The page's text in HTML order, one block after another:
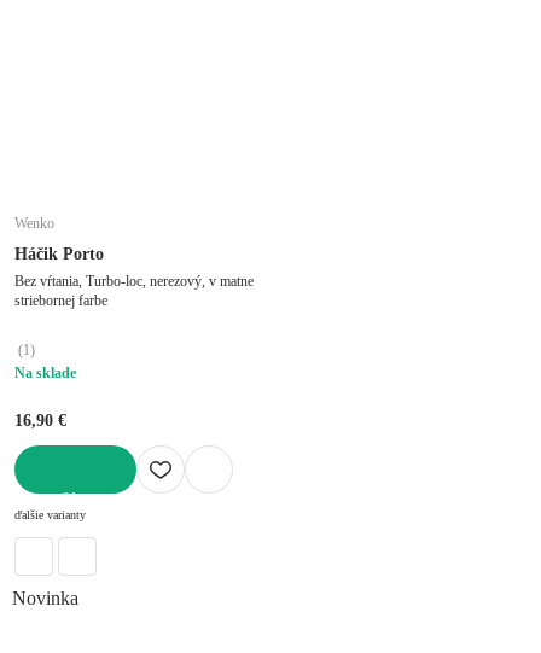
Wenko
Háčik Porto
Bez vŕtania, Turbo-loc, nerezový, v matne
striebornej farbe
(1)
Na sklade
16,90 €
ďalšie varianty
Novinka